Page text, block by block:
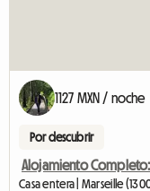
1127 MXN / noche
Por descubrir
Alojamiento
Casa entera | Marseille